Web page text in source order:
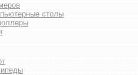
столы